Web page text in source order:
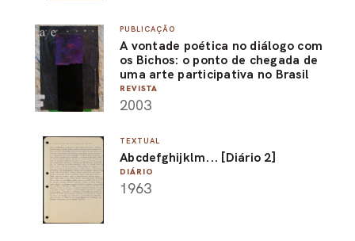
PUBLICAÇÃO
A vontade poética no diálogo com
os Bichos: o ponto de chegada de
uma arte participativa no Brasil
REVISTA
2003
TEXTUAL
Abcdefghijklm... [Diário 2]
DIÁRIO
1963